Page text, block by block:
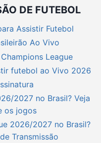
DE FUTEBOL
Assistir Futebol
Ao Vivo
League
futebol ao Vivo 2026
2027 no Brasil? Veja
os jogos
2026/2027 no Brasil?
Transmissão